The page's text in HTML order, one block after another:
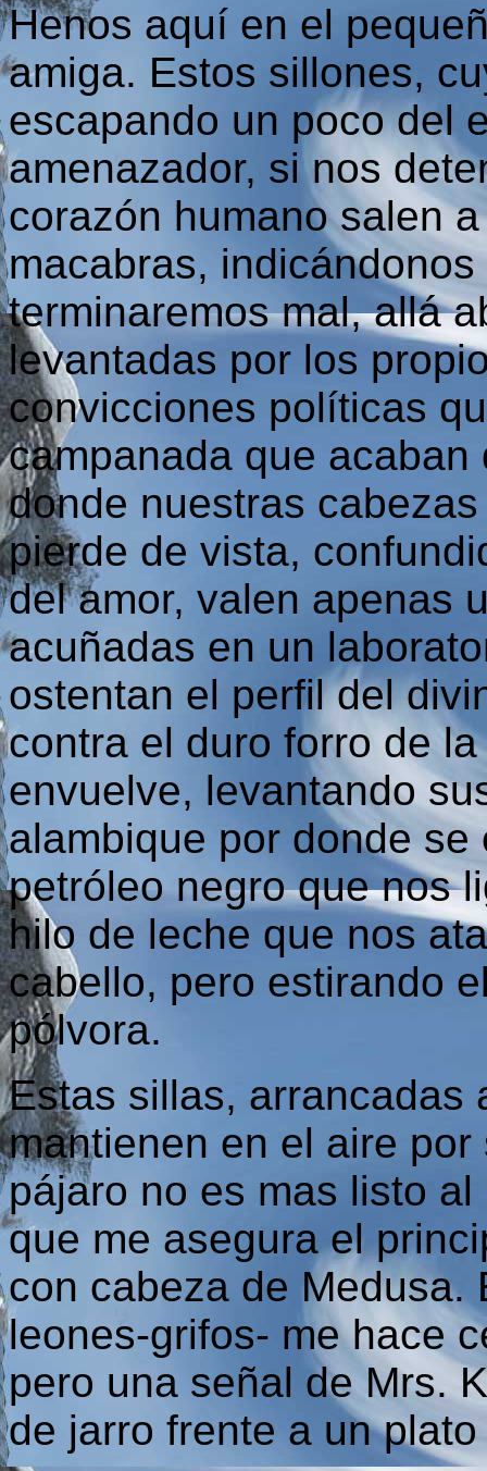
Henos aquí en el
amiga. Estos sillones,
escapando un poco del
amenazador, si nos
corazón humano salen
macabras,
terminaremos mal, allá
levantadas por los
convicciones políticas
campanada que
donde nuestras
pierde de vista,
del amor, valen apenas
acuñadas en un
ostentan el perfil del
contra el duro forro de
envuelve, levantando
alambique por donde
petróleo negro que nos
hilo de leche que nos
cabello, pero estirando
pólvora.
Estas sillas, arrancadas
mantienen en el aire
pájaro no es mas listo
que me asegura el
con cabeza de Medusa.
leones-grifos- me hace
pero una señal de Mrs.
de jarro frente a un